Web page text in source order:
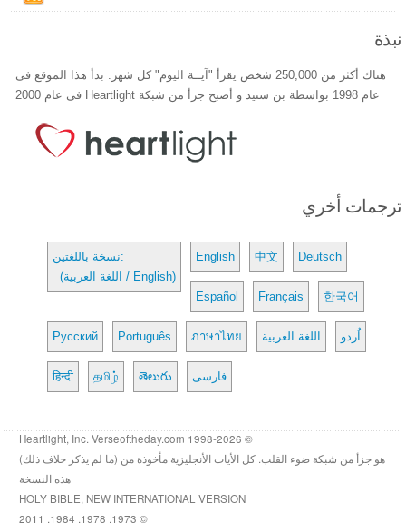
نبذة
هناك أكثر من 250,000 شخص يقرأ "آيــة اليوم" كل شهر. بدأ هذا الموقع فى
عام 1998 بواسطة بن ستيد و أصبح جزأ من شبكة Heartlight فى عام 2000
ترجمات أخري
نسخة باللغتين:
(اللغة العربية / English)
English 中文 Deutsch
Español Français 한국어
Русский Português ภาษาไทย اللغة العربية اُردو
हिन्दी தமிழ் తెలుగు فارسی
© 1998-2026 Heartlight, Inc. Verseoftheday.com
هو جزأ من شبكة ضوء القلب. كل الأيات الأنجليزية مأخوذة من (ما لم يذكر خلاف ذلك)
هذه النسخة
HOLY BIBLE, NEW INTERNATIONAL VERSION
© 1973, 1978, 1984, 2011